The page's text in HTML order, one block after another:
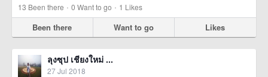
13 Been there · 0 Want to go · 1 Likes
Been there Want to go Likes
ลุงซุป เชียงใหม่ ...
27 Jul 2018